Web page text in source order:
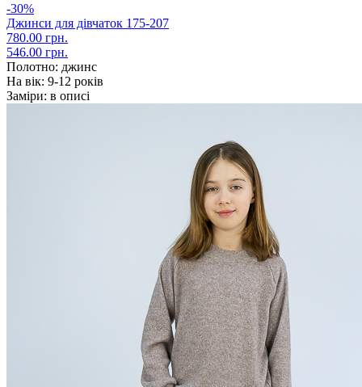
-30%
Джинси для дівчаток 175-207
780.00 грн.
546.00 грн.
Полотно: джинс
На вік: 9-12 років
Заміри: в описі